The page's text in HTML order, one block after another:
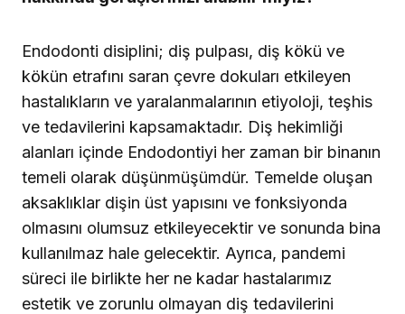
Endodonti disiplini; diş pulpası, diş kökü ve
kökün etrafını saran çevre dokuları etkileyen
hastalıkların ve yaralanmalarının etiyoloji, teşhis
ve tedavilerini kapsamaktadır. Diş hekimliği
alanları içinde Endodontiyi her zaman bir binanın
temeli olarak düşünmüşümdür. Temelde oluşan
aksaklıklar dişin üst yapısını ve fonksiyonda
olmasını olumsuz etkileyecektir ve sonunda bina
kullanılmaz hale gelecektir. Ayrıca, pandemi
süreci ile birlikte her ne kadar hastalarımız
estetik ve zorunlu olmayan diş tedavilerini